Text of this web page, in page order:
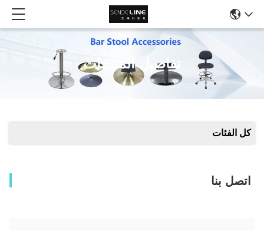
تفاصيل المنتجات
كل الفئات
اتصل بنا